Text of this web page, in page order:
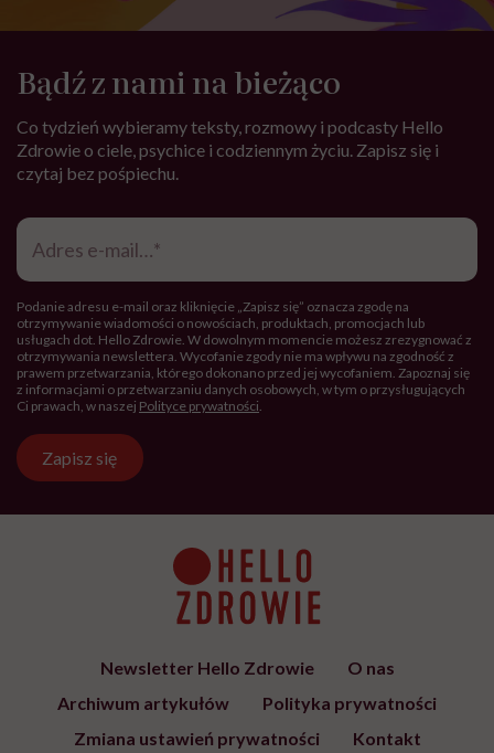
Bądź z nami na bieżąco
Co tydzień wybieramy teksty, rozmowy i podcasty Hello
Zdrowie o ciele, psychice i codziennym życiu. Zapisz się i
czytaj bez pośpiechu.
Adres
mail*
Podanie adresu e-mail oraz kliknięcie „Zapisz się” oznacza zgodę na
otrzymywanie wiadomości o nowościach, produktach, promocjach lub
usługach dot. Hello Zdrowie. W dowolnym momencie możesz zrezygnować z
otrzymywania newslettera. Wycofanie zgody nie ma wpływu na zgodność z
prawem przetwarzania, którego dokonano przed jej wycofaniem. Zapoznaj się
z informacjami o przetwarzaniu danych osobowych, w tym o przysługujących
Ci prawach, w naszej Polityce prywatności.
Zapisz się
Newsletter Hello Zdrowie
O nas
Archiwum artykułów
Polityka prywatności
Zmiana ustawień prywatności
Kontakt